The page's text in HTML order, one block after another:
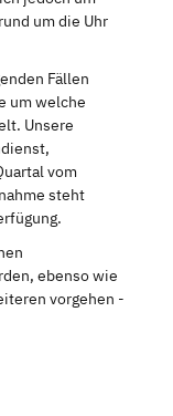
um die Uhr
Fällen
um welche
Unsere
vom
steht
ebenso wie
vorgehen -